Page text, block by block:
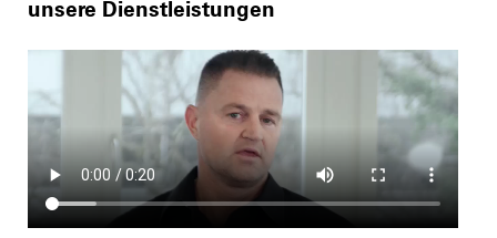
unsere Dienstleistungen